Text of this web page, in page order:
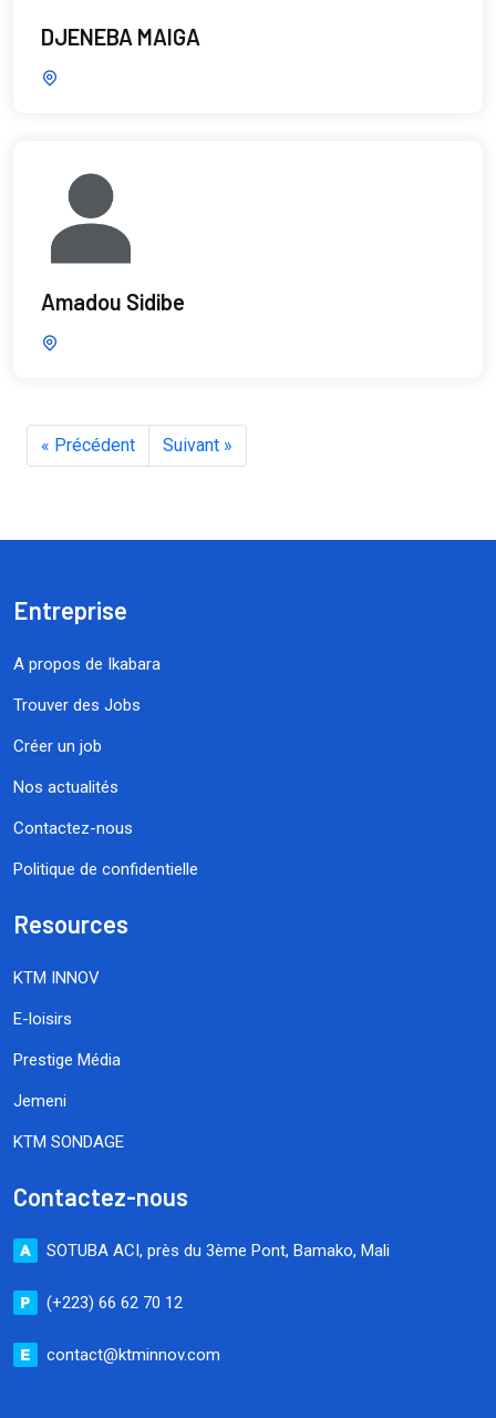
DJENEBA MAIGA
Amadou Sidibe
« Précédent Suivant »
Entreprise
A propos de Ikabara
Trouver des Jobs
Créer un job
Nos actualités
Contactez-nous
Politique de confidentielle
Resources
KTM INNOV
E-loisirs
Prestige Média
Jemeni
KTM SONDAGE
Contactez-nous
SOTUBA ACI, près du 3ème Pont, Bamako, Mali
(+223) 66 62 70 12
contact@ktminnov.com